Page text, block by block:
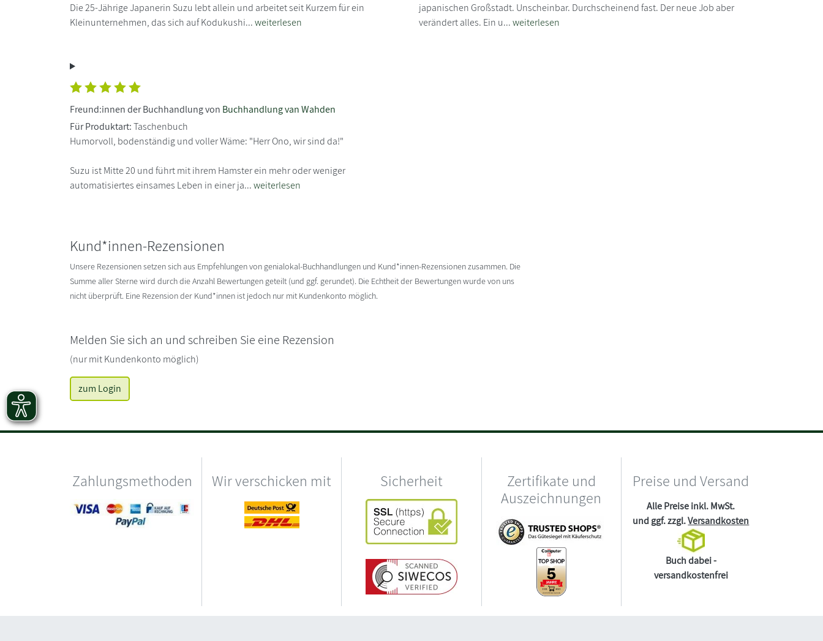
Die 25-Jährige Japanerin Suzu lebt allein und arbeitet seit Kurzem für ein
Kleinunternehmen, das sich auf Kodukushi...weiterlesen
japanischen Großstadt. Unscheinbar. Durchscheinend fast. Der neue Job aber
verändert alles. Ein u...weiterlesen
Freund:innen der Buchhandlung von Buchhandlung van Wahden
Für Produktart:Taschenbuch
Humorvoll, bodenständig und voller Wäme: "Herr Ono, wir sind da!"
Suzu ist Mitte 20 und führt mit ihrem Hamster ein mehr oder weniger
automatisiertes einsames Leben in einer ja...weiterlesen
Kund*innen-Rezensionen
Unsere Rezensionen setzen sich aus Empfehlungen von genialokal-Buchhandlungen und Kund*innen-Rezensionen zusammen. Die
Summe aller Sterne wird durch die Anzahl Bewertungen geteilt (und ggf. gerundet). Die Echtheit der Bewertungen wurde von uns
nicht überprüft. Eine Rezension der Kund*innen ist jedoch nur mit Kundenkonto möglich.
Melden Sie sich an und schreiben Sie eine Rezension
(nur mit Kundenkonto möglich)
zum Login
Zahlungsmethoden Wir verschicken mit Sicherheit
Zertifikate und
Auszeichnungen
Preise und Versand
Alle Preise inkl. MwSt.
und ggf. zzgl.Versandkosten
Buch dabei -
versandkostenfrei